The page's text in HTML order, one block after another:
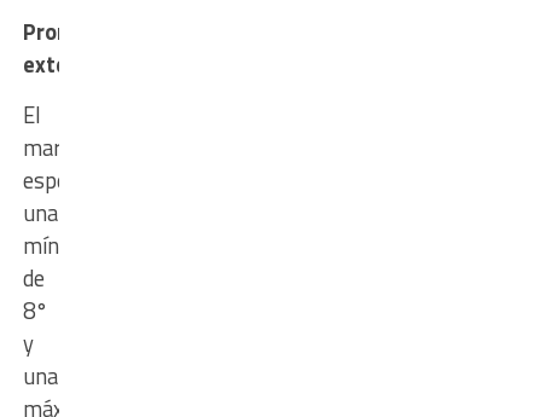
Pronóstico
extendido
El
martes
espera
una
mínima
de
8°
y
una
máxima